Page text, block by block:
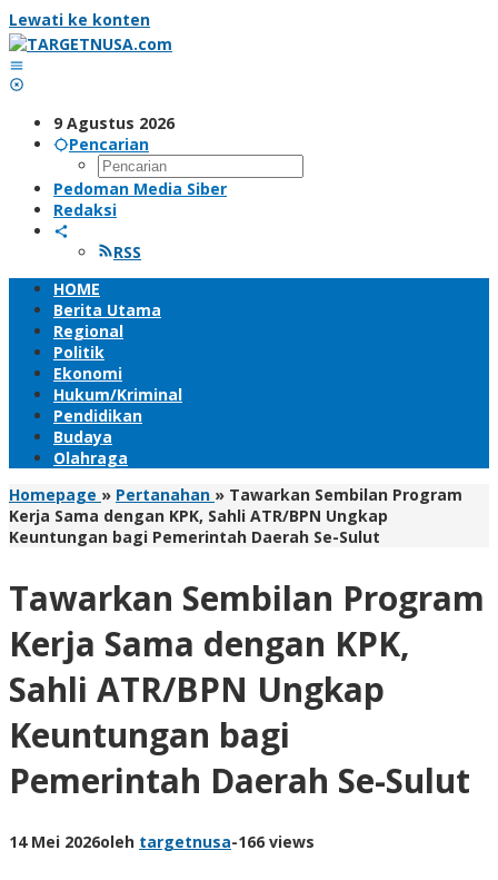
Lewati ke konten
9 Agustus 2026
Pencarian
Pedoman Media Siber
Redaksi
RSS
HOME
Berita Utama
Regional
Politik
Ekonomi
Hukum/Kriminal
Pendidikan
Budaya
Olahraga
Homepage » Pertanahan » Tawarkan Sembilan Program
Kerja Sama dengan KPK, Sahli ATR/BPN Ungkap
Keuntungan bagi Pemerintah Daerah Se-Sulut
Tawarkan Sembilan Program
Kerja Sama dengan KPK,
Sahli ATR/BPN Ungkap
Keuntungan bagi
Pemerintah Daerah Se-Sulut
14 Mei 2026oleh targetnusa-166 views